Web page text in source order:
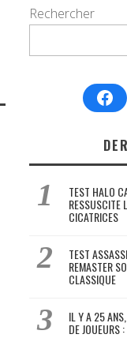
Rechercher
TEST HALO
RESSUSCITE
CICATRICES
TEST
REMASTER
CLASSIQUE
IL Y A 25
DE JOUEURS